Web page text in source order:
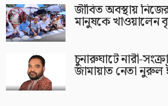
জীবিত অবস্থায়
মানুষকে খাওয়ালেন
চুনারুঘাটে নারী-
জামায়াত নেতা নুরুল